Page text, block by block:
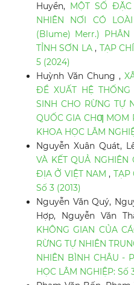
Huyền, MỘT SỐ
NHIÊN NƠI CÓ
(Blume) Merr.)
TỈNH SƠN LA, TẠP
5 (2024)
Huỳnh Văn Chung ,
ĐỀ XUẤT HỆ THỐNG
SINH CHO RỪNG TỰ
QUỐC GIA CHƢ MOM
KHOA HỌC LÂM
Nguyễn Xuân Quát,
VÀ KẾT QUẢ NGHIÊN
ĐỊA Ở VIỆT NAM, TẠP
Số 3 (2013)
Nguyễn Văn Quý,
Hợp, Nguyễn Văn
KHÔNG GIAN CỦA
RỪNG TỰ NHIÊN
NHIÊN BÌNH CHÂU -
HỌC LÂM NGHIỆP: Số